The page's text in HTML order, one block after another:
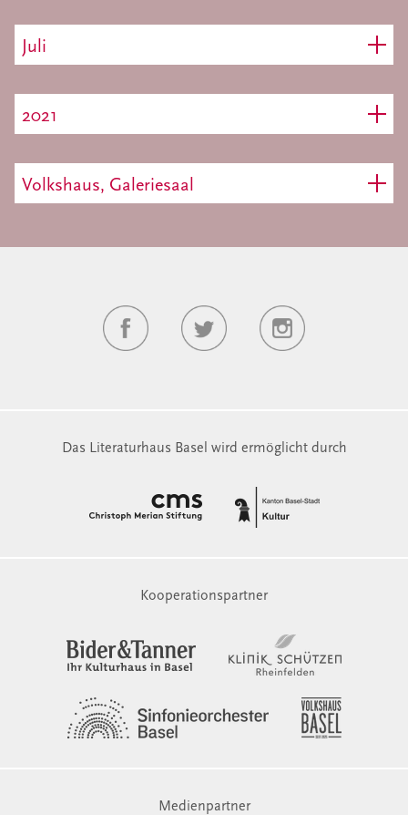
Juli
2021
Volkshaus, Galeriesaal
Das Literaturhaus Basel wird ermöglicht durch
Kooperationspartner
Medienpartner